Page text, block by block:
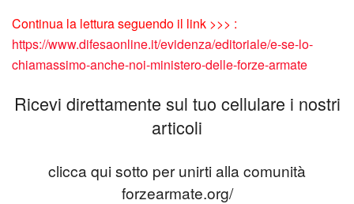
Continua la lettura seguendo il link >>> :
https://www.difesaonline.it/evidenza/editoriale/e-se-lo-
chiamassimo-anche-noi-ministero-delle-forze-armate
Ricevi direttamente sul tuo cellulare i nostri
articoli
clicca qui sotto per unirti alla comunità
forzearmate.org/